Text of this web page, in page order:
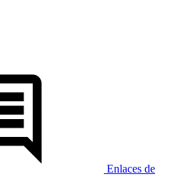
Enlaces de